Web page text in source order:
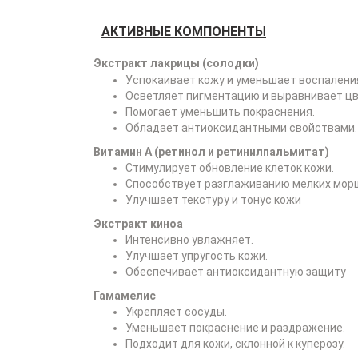
АКТИВНЫЕ КОМПОНЕНТЫ
Экстракт лакрицы (солодки)
Успокаивает кожу и уменьшает
Осветляет пигментацию и выравнивает
Помогает уменьшить покраснения.
Обладает антиоксидантными свойствами.
Витамин А (ретинол и ретинилпальмитат)
Стимулирует обновление клеток кожи.
Способствует разглаживанию мелких
Улучшает текстуру и тонус кожи
Экстракт киноа
Интенсивно увлажняет.
Улучшает упругость кожи.
Обеспечивает антиоксидантную защиту
Гамамелис
Укрепляет сосуды.
Уменьшает покраснение и раздражение.
Подходит для кожи, склонной к куперозу.